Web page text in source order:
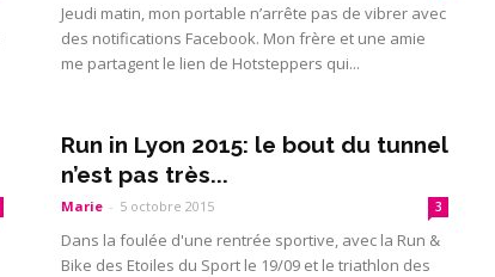
Jeudi matin, mon portable n’arrête pas de vibrer avec
des notifications Facebook. Mon frère et une amie
me partagent le lien de Hotsteppers qui...
Run in Lyon 2015: le bout du tunnel
n’est pas très...
Marie - 5 octobre 2015 3
Dans la foulée d'une rentrée sportive, avec la Run &
Bike des Etoiles du Sport le 19/09 et le triathlon des